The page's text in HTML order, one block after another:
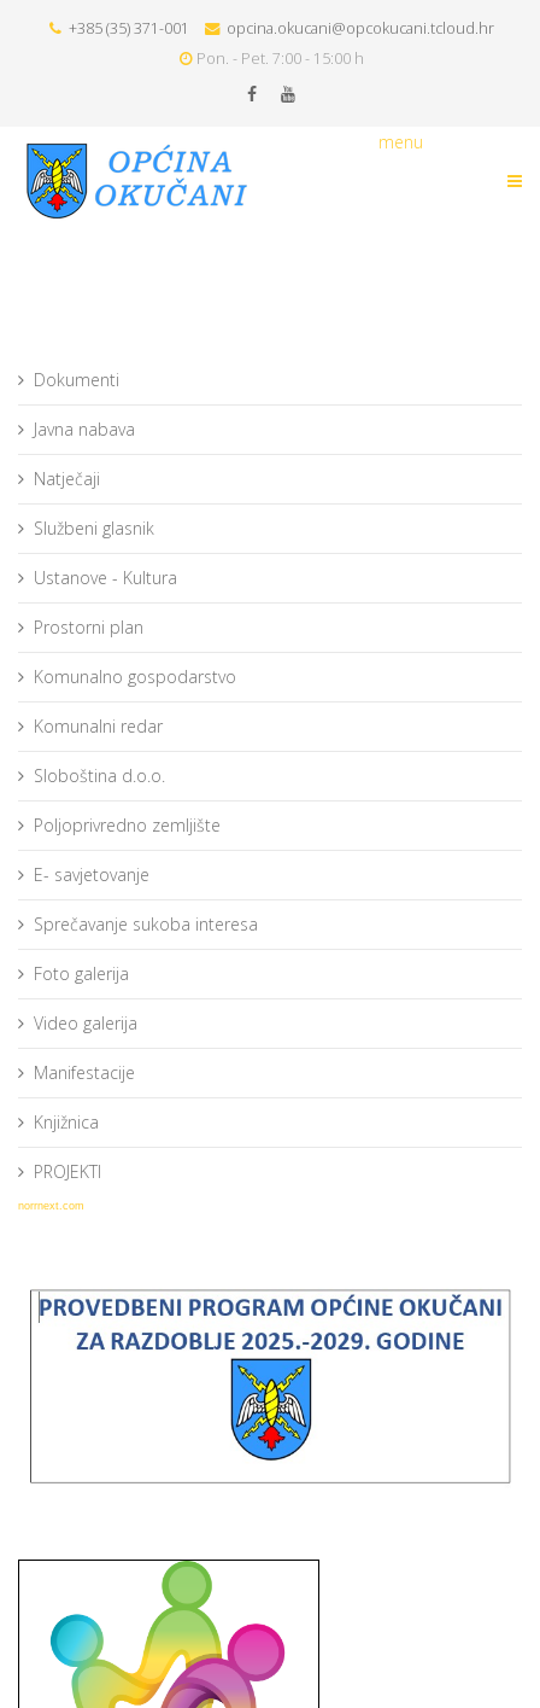
+385 (35) 371-001
opcina.okucani@opcokucani.tcloud.hr
Pon. - Pet. 7:00 - 15:00 h
menu
Dokumenti
Javna nabava
Natječaji
Službeni glasnik
Ustanove - Kultura
Prostorni plan
Komunalno gospodarstvo
Komunalni redar
Sloboština d.o.o.
Poljoprivredno zemljište
E- savjetovanje
Sprečavanje sukoba interesa
Foto galerija
Video galerija
Manifestacije
Knjižnica
PROJEKTI
norrnext.com